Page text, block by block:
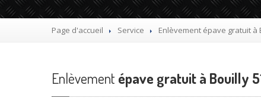
Page d'accueil Service Enlèvement épave gratuit à
Enlèvement épave gratuit à Bouilly